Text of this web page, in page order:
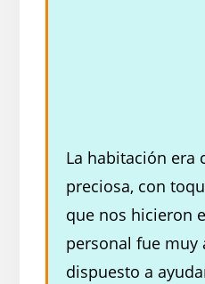
La habitación era
preciosa, con
que nos hicieron
personal fue muy
dispuesto a